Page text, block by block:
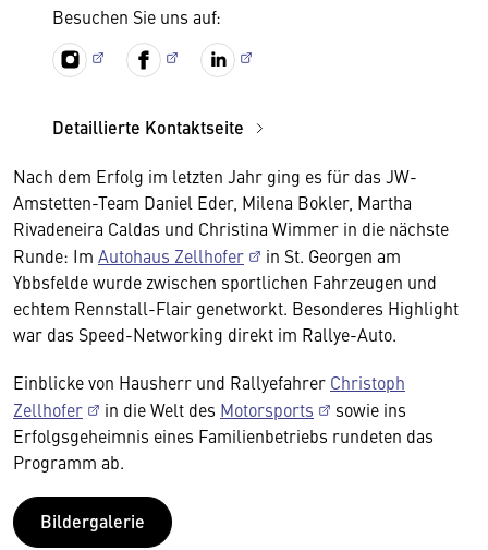
Besuchen Sie uns auf:
Detaillierte Kontaktseite
Nach dem Erfolg im letzten Jahr ging es für das JW-
Amstetten-Team Daniel Eder, Milena Bokler, Martha
Rivadeneira Caldas und Christina Wimmer in die nächste
Runde: Im Autohaus Zellhofer
in St. Georgen am
Ybbsfelde wurde zwischen sportlichen Fahrzeugen und
echtem Rennstall-Flair genetworkt. Besonderes Highlight
war das Speed-Networking direkt im Rallye-Auto.
Einblicke von Hausherr und Rallyefahrer Christoph
Zellhofer
in die Welt des Motorsports
sowie ins
Erfolgsgeheimnis eines Familienbetriebs rundeten das
Programm ab.
Bildergalerie